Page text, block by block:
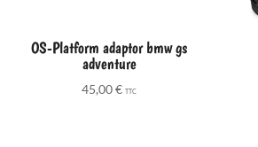
OS-Platform adaptor bmw gs
adventure
45,00€ TTC